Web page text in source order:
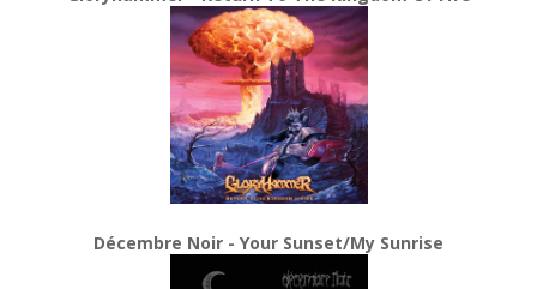
Décembre Noir - Your Sunset/My Sunrise